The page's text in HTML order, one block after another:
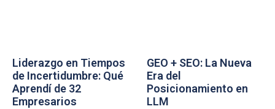
Liderazgo en Tiempos
de Incertidumbre: Qué
Aprendí de 32
Empresarios
GEO + SEO: La Nueva
Era del
Posicionamiento en
LLM